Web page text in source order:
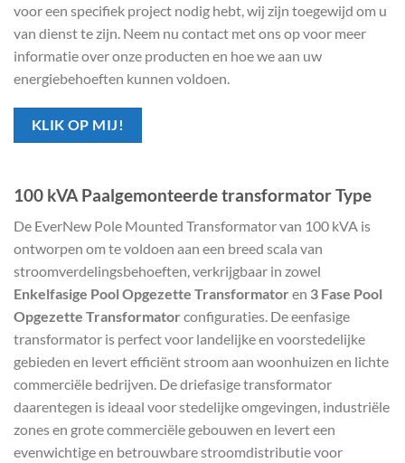
voor een specifiek project nodig hebt, wij zijn toegewijd om u
van dienst te zijn. Neem nu contact met ons op voor meer
informatie over onze producten en hoe we aan uw
energiebehoeften kunnen voldoen.
KLIK OP MIJ!
100 kVA Paalgemonteerde transformator Type
De EverNew Pole Mounted Transformator van 100 kVA is
ontworpen om te voldoen aan een breed scala van
stroomverdelingsbehoeften, verkrijgbaar in zowel
Enkelfasige Pool Opgezette Transformator en 3 Fase Pool
Opgezette Transformator configuraties. De eenfasige
transformator is perfect voor landelijke en voorstedelijke
gebieden en levert efficiënt stroom aan woonhuizen en lichte
commerciële bedrijven. De driefasige transformator
daarentegen is ideaal voor stedelijke omgevingen, industriële
zones en grote commerciële gebouwen en levert een
evenwichtige en betrouwbare stroomdistributie voor